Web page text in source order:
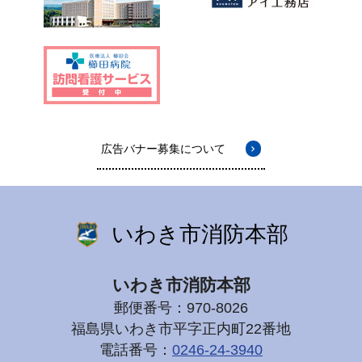
広告バナー募集について
いわき市消防本部
いわき市消防本部
郵便番号：970-8026
福島県いわき市平字正内町22番地
電話番号： 0246-24-3940